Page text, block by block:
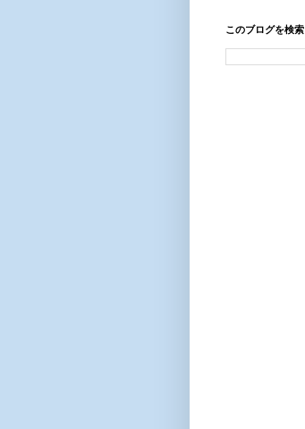
このブログを検索